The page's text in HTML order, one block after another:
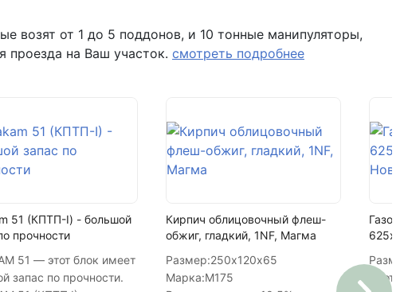
возят от 1 до 5 поддонов, и 10 тонные манипуляторы,
проезда на Ваш участок. смотреть подробнее
51 (КПТП-I) - большой
прочности
51 — этот блок имеет
запас по прочности.
Кирпич облицовочный флеш-
обжиг, гладкий, 1NF, Магма
Размер:250х120х65
Марка:М175